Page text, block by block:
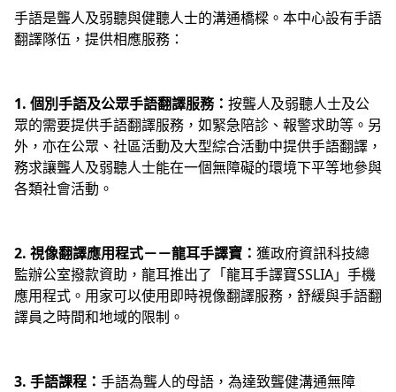
手語是聾人及弱聽與健聽人士的溝通橋樑。本中心設有手語
翻譯隊伍，提供相應服務：
1. 個別手語及公眾手語翻譯服務： 按聾人及弱聽人士及公
眾的需要提供手語翻譯服務，如緊急陪診、報警求助等。另
外，亦在公眾、社區活動及大型綜合活動中提供手語翻譯，
務求讓聾人及弱聽人士能在一個無障礙的環境下平等地參與
各類社會活動。
2. 視像翻譯應用程式－－龍耳手譯寶： 獲政府資訊科技總
監辦公室撥款資助，龍耳推出了「龍耳手譯寶SSLIA」手機
應用程式。用家可以使用即時視像翻譯服務，舒緩與手語翻
譯員之時間和地域的限制。
3. 手語課程： 手語為聾人的母語，為達致聾健溝通無障